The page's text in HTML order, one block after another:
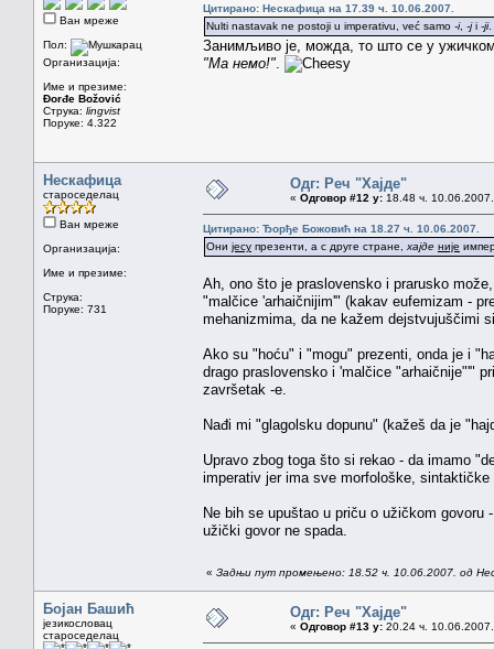
Ван мреже
Пол:
Организација:
Име и презиме:
Đorđe Božović
Струка: lingvist
Поруке: 4.322
Цитирано: Нескафица на 17.39 ч. 10.06.2007.
Nulti nastavak ne postoji u imperativu, već samo -i, -ji -ji.
Занимљиво је, можда, то што се у
"Ма немо!"
Нескафица
староседелац
Ван мреже
Организација:
Име и презиме:
Струка:
Поруке: 731
Одг: Реч "Хајде"
« Одговор #12 у: 18.48 ч.
Цитирано: Ђорђе Божовић на 18.27 ч. 10.06.2007.
Они јесу презенти, а с друге стране, хајде није
Ah, ono što je praslovensko i prarusko
"malčice 'arhaičnijim'" (kakav eufemizam -
mehanizmima, da ne kažem dejstvujuščimi
Ako su "hoću" i "mogu" prezenti, onda je i
drago praslovensko i 'malčice "arhaičnije"'"
završetak -e.
Nađi mi "glagolsku dopunu" (kažeš da je
Upravo zbog toga što si rekao - da imamo
imperativ jer ima sve morfološke,
Ne bih se upuštao u priču o užičkom govoru
užički govor ne spada.
« Задњи пут промењено: 18.52 ч. 10.06.2007. од
Бојан Башић
језикословац
староседелац
Одг: Реч "Хајде"
« Одговор #13 у: 20.24 ч.